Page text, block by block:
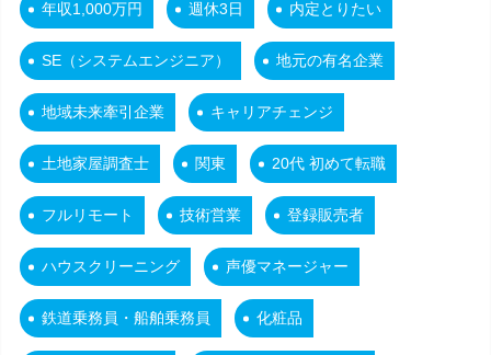
年収1,000万円 週休3日 内定とりたい
SE（システムエンジニア） 地元の有名企業
地域未来牽引企業 キャリアチェンジ
土地家屋調査士 関東 20代 初めて転職
フルリモート 技術営業 登録販売者
ハウスクリーニング 声優マネージャー
鉄道乗務員・船舶乗務員 化粧品